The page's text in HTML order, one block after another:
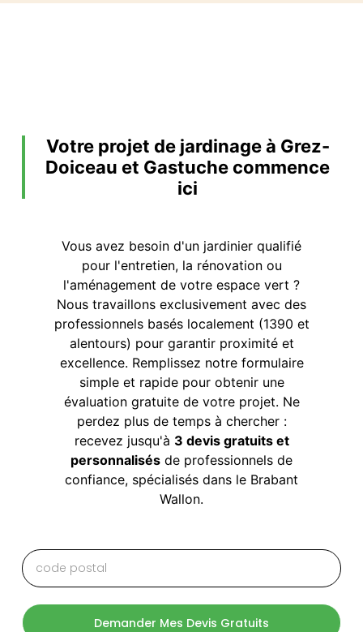
Votre projet de jardinage à Grez-
Doiceau et Gastuche commence
ici
Vous avez besoin d'un jardinier qualifié
pour l'entretien, la rénovation ou
l'aménagement de votre espace vert ?
Nous travaillons exclusivement avec des
professionnels basés localement (1390 et
alentours) pour garantir proximité et
excellence. Remplissez notre formulaire
simple et rapide pour obtenir une
évaluation gratuite de votre projet. Ne
perdez plus de temps à chercher :
recevez jusqu'à 3 devis gratuits et
personnalisés de professionnels de
confiance, spécialisés dans le Brabant
Wallon.
Demander Mes Devis Gratuits